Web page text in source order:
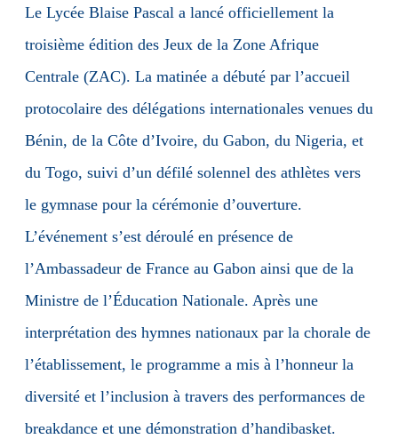
Le Lycée Blaise Pascal a lancé officiellement la
troisième édition des Jeux de la Zone Afrique
Centrale (ZAC). La matinée a débuté par l’accueil
protocolaire des délégations internationales venues du
Bénin, de la Côte d’Ivoire, du Gabon, du Nigeria, et
du Togo, suivi d’un défilé solennel des athlètes vers
le gymnase pour la cérémonie d’ouverture.
L’événement s’est déroulé en présence de
l’Ambassadeur de France au Gabon ainsi que de la
Ministre de l’Éducation Nationale. Après une
interprétation des hymnes nationaux par la chorale de
l’établissement, le programme a mis à l’honneur la
diversité et l’inclusion à travers des performances de
breakdance et une démonstration d’handibasket.